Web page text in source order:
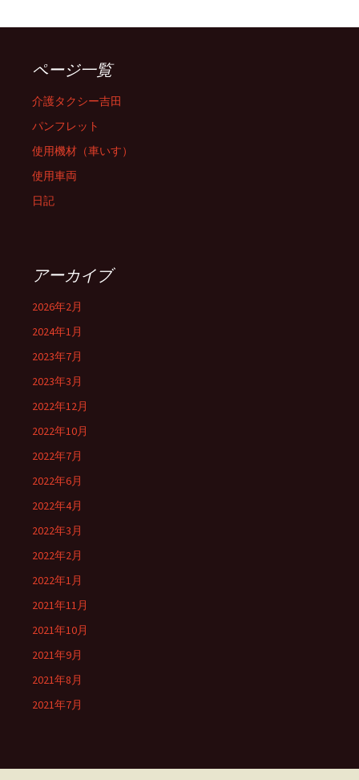
ページ一覧
介護タクシー吉田
パンフレット
使用機材（車いす）
使用車両
日記
アーカイブ
2026年2月
2024年1月
2023年7月
2023年3月
2022年12月
2022年10月
2022年7月
2022年6月
2022年4月
2022年3月
2022年2月
2022年1月
2021年11月
2021年10月
2021年9月
2021年8月
2021年7月